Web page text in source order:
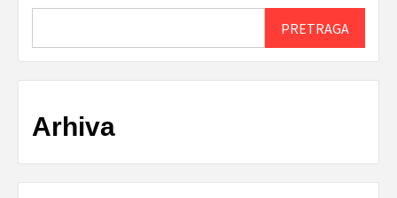
PRETRAGA
Arhiva